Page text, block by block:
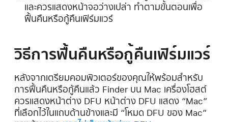
และควรแสดงหน้าจอว่างเปล่า ทำตามขั้นตอนเพื่อ
ฟื้นคืนหรือกู้คืนเฟิร์มแวร์
วิธีการฟื้นคืนหรือกู้คืนเฟิร์มแวร์
หลังจากเตรียมคอมพิวเตอร์ของคุณให้พร้อมสำหรับ
การฟื้นคืนหรือกู้คืนแล้ว Finder บน Mac เครื่องโฮสต์
ควรแสดงหน้าต่าง DFU หน้าต่าง DFU แสดง “Mac”
ที่เลือกไว้ในแถบด้านข้างและมี “โหมด DFU ของ Mac”